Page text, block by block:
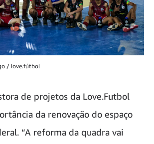
/ love.fútbol
de projetos da Love.Futbol
da renovação do espaço
“A reforma da quadra vai